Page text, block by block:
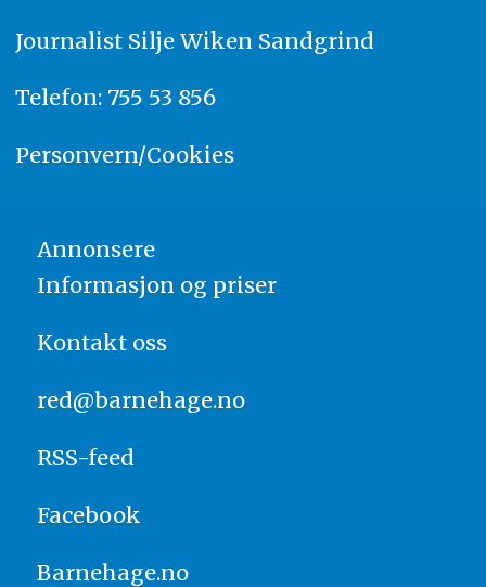
Journalist Silje Wiken Sandgrind
Telefon: 755 53 856
Personvern/Cookies
Annonsere
Informasjon og priser
Kontakt oss
red@barnehage.no
RSS-feed
Facebook
Barnehage.no